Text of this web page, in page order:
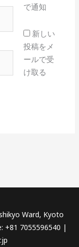
で通知
新しい
投稿をメ
ールで受
け取る
Ward, Kyoto
+81 7055596540 |